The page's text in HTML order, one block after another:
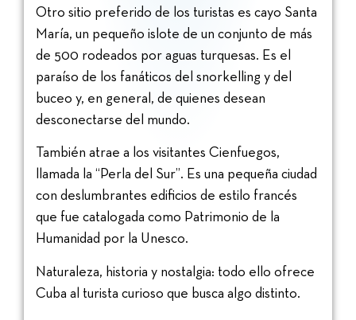
Otro sitio preferido de los turistas es cayo Santa
María, un pequeño islote de un conjunto de más
de 500 rodeados por aguas turquesas. Es el
paraíso de los fanáticos del snorkelling y del
buceo y, en general, de quienes desean
desconectarse del mundo.
También atrae a los visitantes Cienfuegos,
llamada la “Perla del Sur”. Es una pequeña ciudad
con deslumbrantes edificios de estilo francés
que fue catalogada como Patrimonio de la
Humanidad por la Unesco.
Naturaleza, historia y nostalgia: todo ello ofrece
Cuba al turista curioso que busca algo distinto.